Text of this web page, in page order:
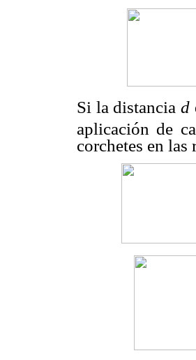
Si la distanciad
aplicación de
corchetes en